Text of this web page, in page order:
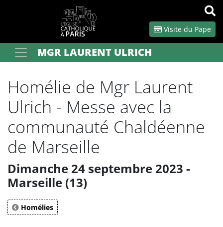
Visite du Pape
Votre rechercheMGR LAURENT ULRICH
Homélie de Mgr Laurent
Ulrich - Messe avec la
communauté Chaldéenne
de Marseille
Dimanche 24 septembre 2023 -
Marseille (13)
Homélies
Panneau de gestion des cookies